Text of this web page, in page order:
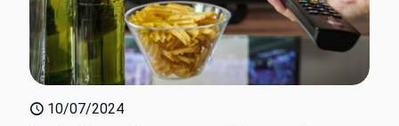
10/07/2024